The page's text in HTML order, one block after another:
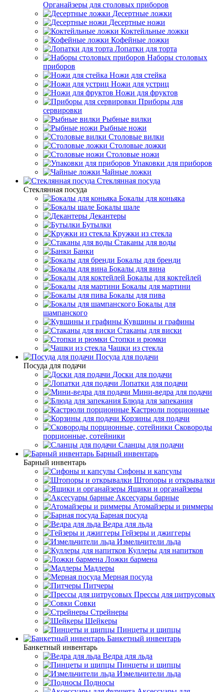
Органайзеры для столовых приборов
Десертные ложки
Десертные ножи
Коктейльные ложки
Кофейные ложки
Лопатки для торта
Наборы столовых
приборов
Ножи для стейка
Ножи для устриц
Ножи для фруктов
Приборы для
сервировки
Рыбные вилки
Рыбные ножи
Столовые вилки
Столовые ложки
Столовые ножи
Упаковки для приборов
Чайные ложки
Стеклянная посуда
Стеклянная посуда
Бокалы для коньяка
Бокалы шале
Декантеры
Бутылки
Кружки из стекла
Стаканы для воды
Банки
Бокалы для бренди
Бокалы для вина
Бокалы для коктейлей
Бокалы для мартини
Бокалы для пива
Бокалы для
шампанского
Кувшины и графины
Стаканы для виски
Стопки и рюмки
Чашки из стекла
Посуда для подачи
Посуда для подачи
Доски для подачи
Лопатки для подачи
Мини-ведра для подачи
Блюда для запекания
Кастрюли порционные
Корзины для подачи
Сковороды
порционные, сотейники
Сланцы для подачи
Барный инвентарь
Барный инвентарь
Сифоны и капсулы
Штопоры и открывалки
Ящики и органайзеры
Аксесуары барные
Атомайзеры и риммеры
Барная посуда
Ведра для льда
Гейзеры и джиггеры
Измельчители льда
Куллеры для напитков
Ложки бармена
Мадлеры
Мерная посуда
Питчеры
Прессы для цитрусовых
Совки
Стрейнеры
Шейкеры
Пинцеты и щипцы
Банкетный инвентарь
Банкетный инвентарь
Ведра для льда
Пинцеты и щипцы
Измельчители льда
Подносы